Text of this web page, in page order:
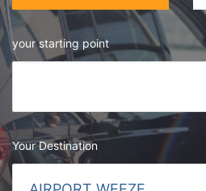
your starting point
Your Destination